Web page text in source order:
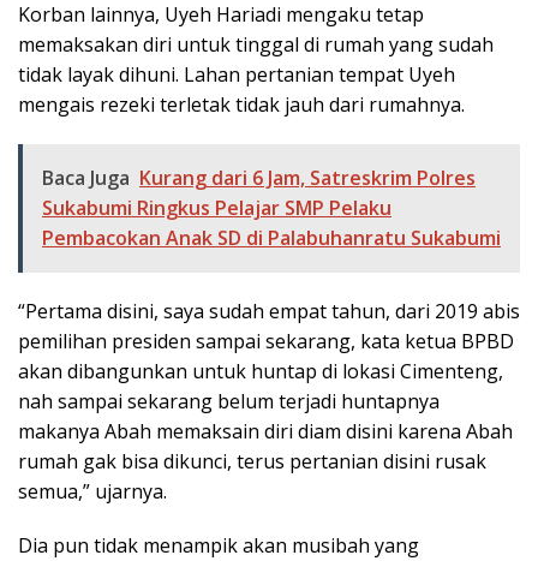
Korban lainnya, Uyeh Hariadi mengaku tetap
memaksakan diri untuk tinggal di rumah yang sudah
tidak layak dihuni. Lahan pertanian tempat Uyeh
mengais rezeki terletak tidak jauh dari rumahnya.
Baca Juga Kurang dari 6 Jam, Satreskrim Polres
Sukabumi Ringkus Pelajar SMP Pelaku
Pembacokan Anak SD di Palabuhanratu Sukabumi
“Pertama disini, saya sudah empat tahun, dari 2019 abis
pemilihan presiden sampai sekarang, kata ketua BPBD
akan dibangunkan untuk huntap di lokasi Cimenteng,
nah sampai sekarang belum terjadi huntapnya
makanya Abah memaksain diri diam disini karena Abah
rumah gak bisa dikunci, terus pertanian disini rusak
semua,” ujarnya.
Dia pun tidak menampik akan musibah yang